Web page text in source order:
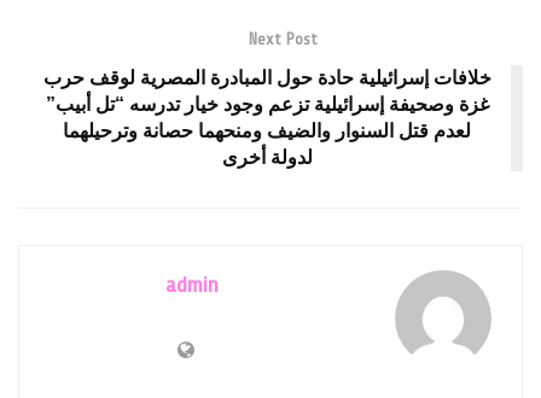
Next Post
إسرائيلية حادة حول المبادرة المصرية لوقف حرب
وصحيفة إسرائيلية تزعم وجود خيار تدرسه “تل أبيب”
لعدم قتل السنوار والضيف ومنحهما حصانة وترحيلهما
لدولة أخرى